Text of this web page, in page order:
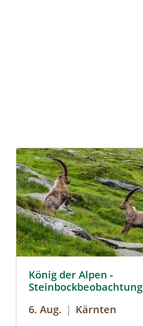
König der Alpen -
Steinbockbeobachtung
6. Aug. | Kärnten